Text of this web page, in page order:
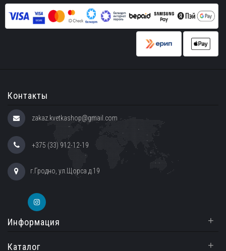
Контакты
zakaz.kvetkashop@gmail.com
+375 (33) 912-12-19
г.Гродно, ул.Щорса д.19
Информация +
Каталог +